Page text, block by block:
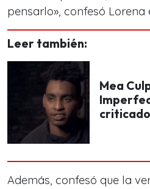
pensarlo», confesó Lorena
Leer también:
Mea
Además, confesó que la